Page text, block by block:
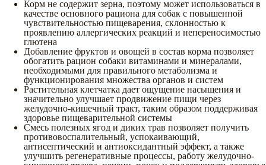
Корм не содержит зерна, поэтому может использоваться в
качестве основного рациона для собак с повышенной
чувствительностью пищеварения, склонностью к
проявлению аллергических реакций и непереносимостью
глютена
Добавление фруктов и овощей в состав корма позволяет
обогатить рацион собаки витаминами и минералами,
необходимыми для правильного метаболизма и
функционирования множества органов и систем
Растительная клетчатка дает ощущение насыщения и
значительно улучшает продвижение пищи через
желудочно-кишечный тракт, таким образом поддерживая
здоровье пищеварительной системы
Смесь полезных ягод и диких трав позволяет получить
противовоспалительный, успокаивающий,
антисептический и антиоксидантный эффект, а также
улучшить регенеративные процессы, работу желудочно-